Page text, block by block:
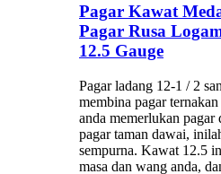
Pagar Kawat
Pagar Rusa
12.5 Gauge
Pagar ladang 12-1 / 2
membina pagar
anda memerlukan pagar
pagar taman dawai,
sempurna. Kawat 12.5
masa dan wang anda,